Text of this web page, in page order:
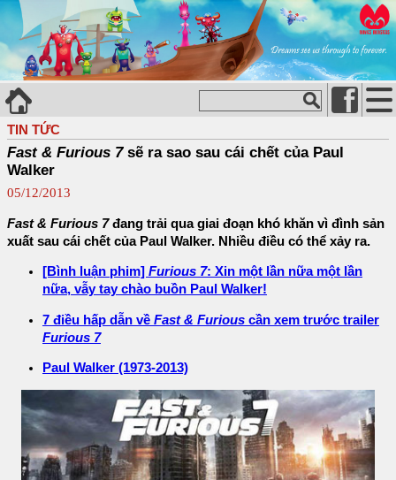
TIN TỨC
Fast & Furious 7sẽ ra sao sau cái chết của Paul
Walker
05/12/2013
Fast & Furious 7đang trải qua giai đoạn khó khăn vì đình sản
xuất sau cái chết của Paul Walker. Nhiều điều có thể xảy ra.
[Bình luận phim] Furious 7: Xin một lần nữa một lần
nữa, vẫy tay chào buồn Paul Walker!
7 điều hấp dẫn về Fast & Furious cần xem trước trailer
Furious 7
Paul Walker (1973-2013)